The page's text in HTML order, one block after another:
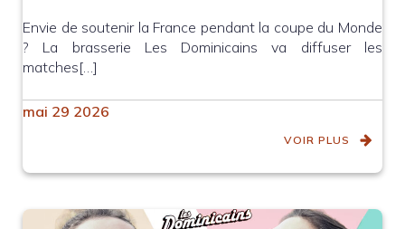
Envie de soutenir la France pendant la coupe du Monde
? La brasserie Les Dominicains va diffuser les
matches[…]
mai 29 2026
VOIR PLUS